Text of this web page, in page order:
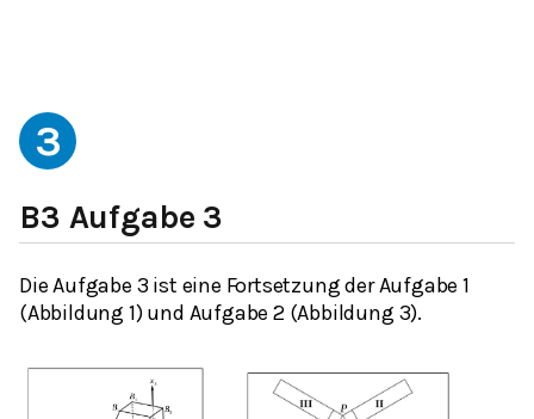
3
B3 Aufgabe 3
Die Aufgabe 3 ist eine Fortsetzung der Aufgabe 1
(Abbildung 1) und Aufgabe 2 (Abbildung 3).